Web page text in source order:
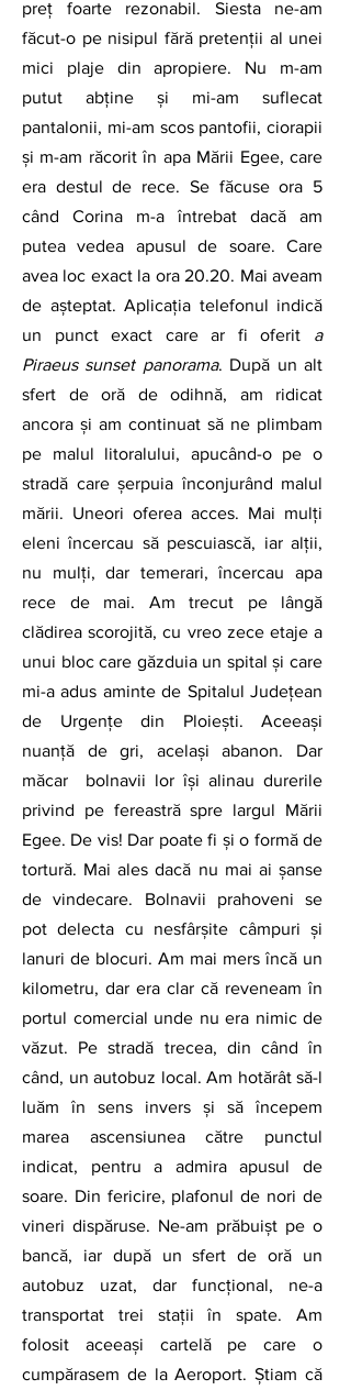
preț foarte rezonabil. Siesta ne-am
făcut-o pe nisipul fără pretenții al unei
mici plaje din apropiere. Nu m-am
putut abține și mi-am suflecat
pantalonii, mi-am scos pantofii, ciorapii
și m-am răcorit în apa Mării Egee, care
era destul de rece. Se făcuse ora 5
când Corina m-a întrebat dacă am
putea vedea apusul de soare. Care
avea loc exact la ora 20.20. Mai aveam
de așteptat. Aplicația telefonul indică
un punct exact care ar fi oferit a
Piraeus sunset panorama. După un alt
sfert de oră de odihnă, am ridicat
ancora și am continuat să ne plimbam
pe malul litoralului, apucând-o pe o
stradă care șerpuia înconjurând malul
mării. Uneori oferea acces. Mai mulți
eleni încercau să pescuiască, iar alții,
nu mulți, dar temerari, încercau apa
rece de mai. Am trecut pe lângă
clădirea scorojită, cu vreo zece etaje a
unui bloc care găzduia un spital și care
mi-a adus aminte de Spitalul Județean
de Urgențe din Ploiești. Aceeași
nuanță de gri, același abanon. Dar
măcar  bolnavii lor își alinau durerile
privind pe fereastră spre largul Mării
Egee. De vis! Dar poate fi și o formă de
tortură. Mai ales dacă nu mai ai șanse
de vindecare. Bolnavii prahoveni se
pot delecta cu nesfârșite câmpuri și
lanuri de blocuri. Am mai mers încă un
kilometru, dar era clar că reveneam în
portul comercial unde nu era nimic de
văzut. Pe stradă trecea, din când în
când, un autobuz local. Am hotărât să-l
luăm în sens invers și să începem
marea ascensiunea către punctul
indicat, pentru a admira apusul de
soare. Din fericire, plafonul de nori de
vineri dispăruse. Ne-am prăbuișt pe o
bancă, iar după un sfert de oră un
autobuz uzat, dar funcțional, ne-a
transportat trei stații în spate. Am
folosit aceeași cartelă pe care o
cumpărasem de la Aeroport. Știam că